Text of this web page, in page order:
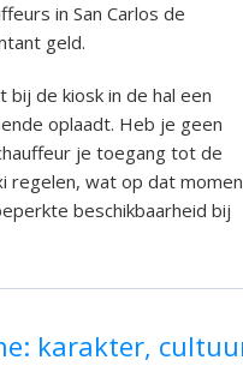
in San Carlos de
geld.
de kiosk in de hal een
oplaadt. Heb je geen
je toegang tot de
regelen, wat op dat
beschikbaarheid bij
karakter,